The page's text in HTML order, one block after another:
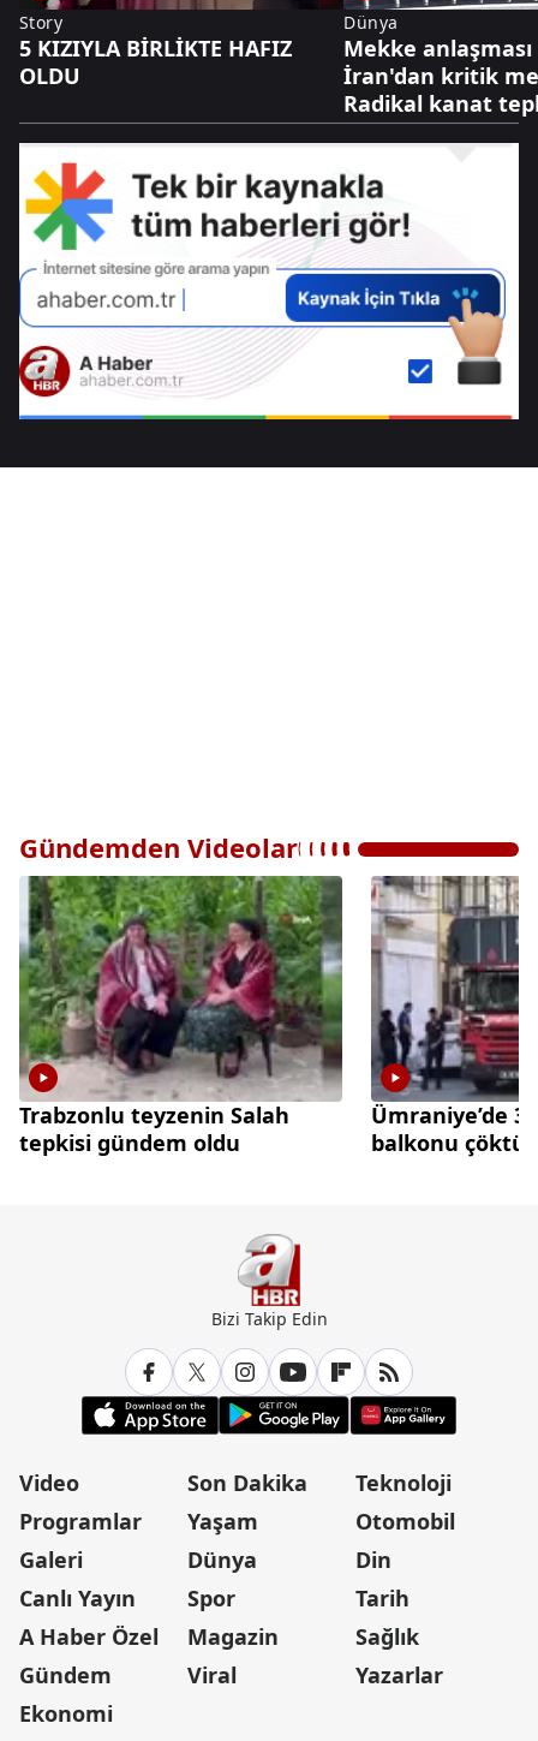
Story
5 KIZIYLA BİRLİKTE HAFIZ
OLDU
Dünya
Mekke anlaşması
İran'dan kritik
Radikal kanat
diplomasi
Gündemden Videolar
Trabzonlu teyzenin Salah
tepkisi gündem oldu
Ümraniye’de 3
balkonu çöktü
Bizi Takip Edin
Video
Programlar
Galeri
Canlı Yayın
A Haber Özel
Gündem
Ekonomi
Son Dakika
Yaşam
Dünya
Spor
Magazin
Viral
Teknoloji
Otomobil
Din
Tarih
Sağlık
Yazarlar